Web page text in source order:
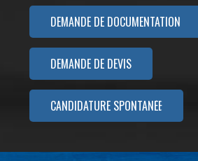
DEMANDE DE DOCUMENTATION
DEMANDE DE DEVIS
CANDIDATURE SPONTANÉE